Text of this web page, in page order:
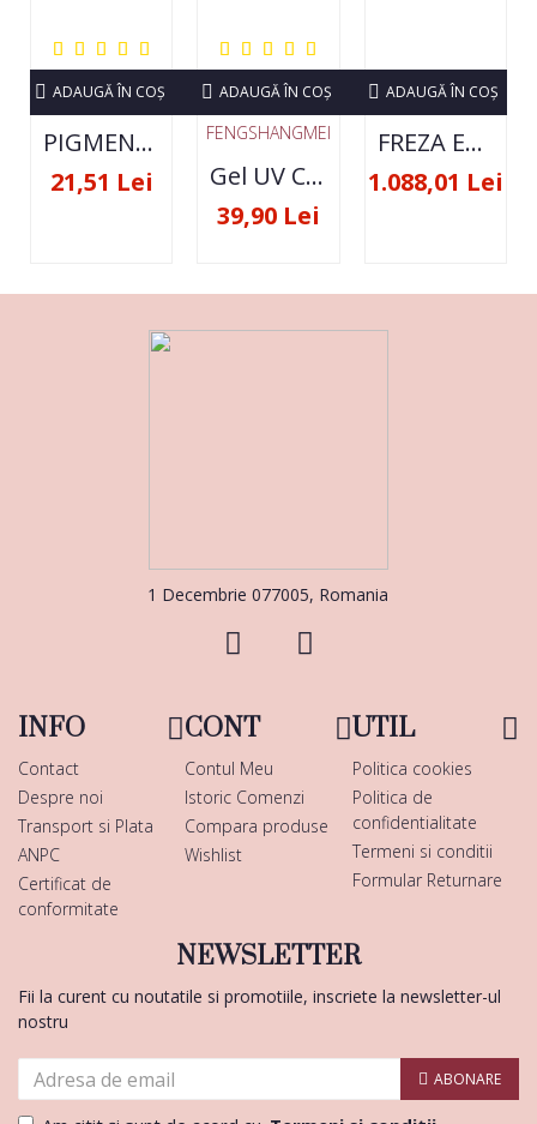
PIGMENT NEON SET 12 CULORI
21,51 Lei
ADAUGĂ ÎN COŞ
FENGSHANGMEI
Gel UV Constructie FSM 50ML - 07
39,90 Lei
ADAUGĂ ÎN COŞ
FREZA ELECTRICA STRONG 210 35000 RPM- ORIGINALA
1.088,01 Lei
ADAUGĂ ÎN COŞ
1 Decembrie 077005, Romania
INFO
Contact
Despre noi
Transport si Plata
ANPC
Certificat de
conformitate
CONT
Contul Meu
Istoric Comenzi
Compara produse
Wishlist
UTIL
Politica cookies
Politica de
confidentialitate
Termeni si conditii
Formular Returnare
NEWSLETTER
Fii la curent cu noutatile si promotiile, inscriete la newsletter-ul
nostru
ABONARE